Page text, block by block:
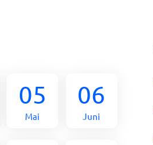
05
Mai
06
Juni